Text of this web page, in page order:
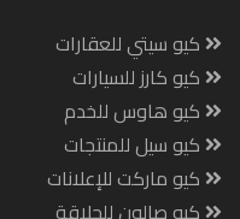
كيو سيتي للعقارات
كيو كارز للسيارات
كيو هاوس للخدم
كيو سيل للمنتجات
كيو ماركت للإعلانات
كيو صالون للحلاقة